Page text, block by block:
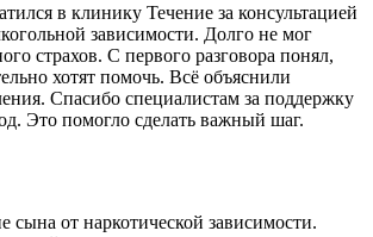
в клинику Течение за консультацией
зависимости. Долго не мог
страхов. С первого разговора понял,
хотят помочь. Всё объяснили
Спасибо специалистам за поддержку
Это помогло сделать важный шаг.
сына от наркотической зависимости.